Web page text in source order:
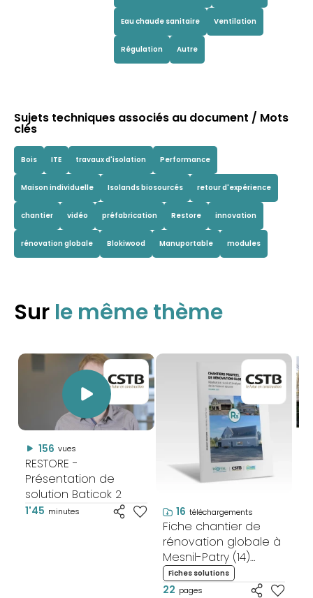
Eau chaude sanitaire Ventilation
Régulation Autre
Sujets techniques associés au document / Mots
clés
Bois ITE travaux d'isolation Performance
Maison individuelle Isolands biosourcés retour d'expérience
chantier vidéo préfabrication Restore innovation
rénovation globale Blokiwood Manuportable modules
Sur le même thème
156 vues
RESTORE -
Présentation de
solution Baticok 2
1'45 minutes 16 téléchargements
Fiche chantier de
rénovation globale à
Mesnil-Patry (14)
Réalisation, suivi et
analyse de la mise
Fiches solutions
22 pages